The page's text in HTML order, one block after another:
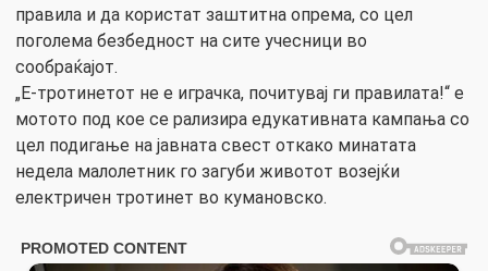
правила и да користат заштитна опрема, со цел
поголема безбедност на сите учесници во
сообраќајот.
„Е-тротинетот не е играчка, почитувај ги правилата!“ е
мотото под кое се рализира едукативната кампања со
цел подигање на јавната свест откако минатата
недела малолетник го загуби животот возејќи
електричен тротинет во кумановско.